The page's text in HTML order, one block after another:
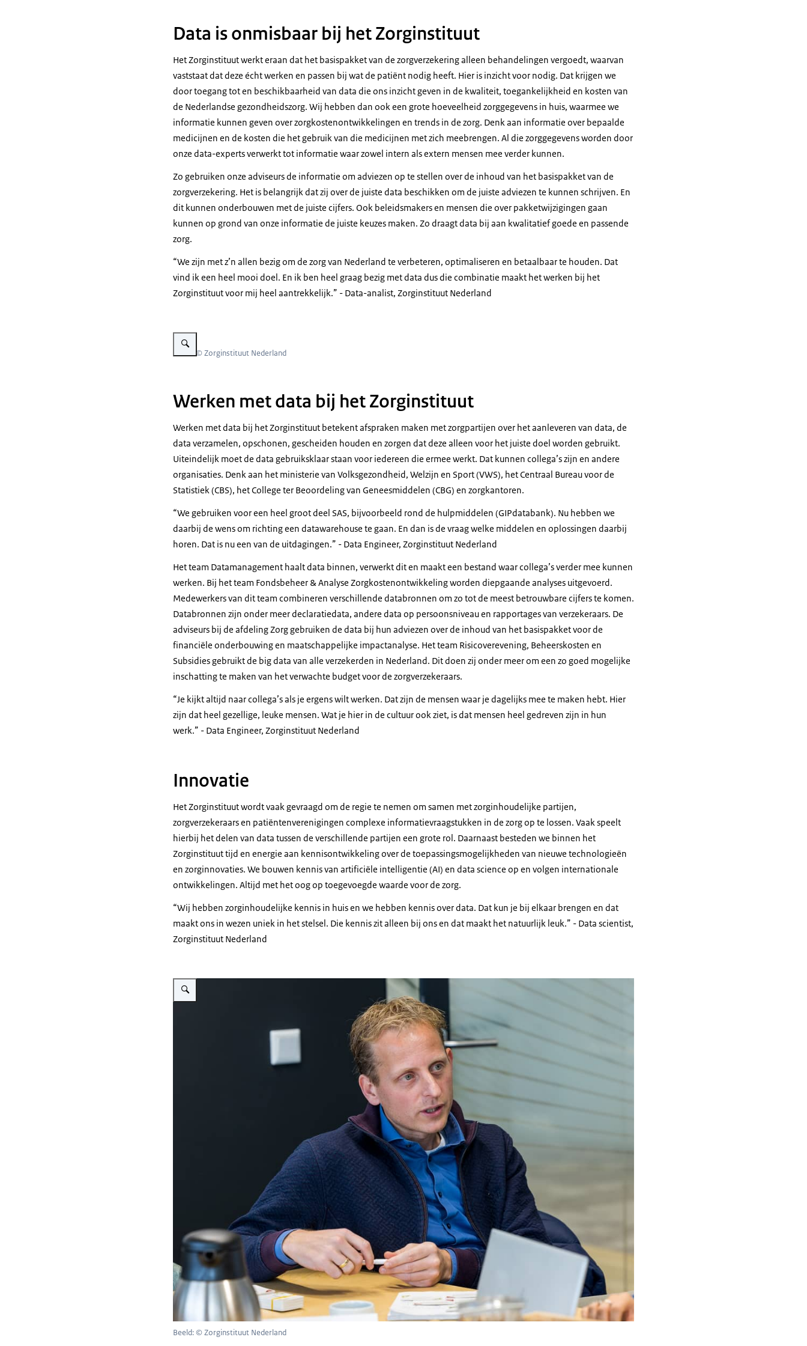
Audiobeschrijving
mp38,4 MB
Download
Ik ben Saskia Boonzayer-Flaes, data-analist bij het Zorginstituut. En 's avonds doe ik ook aan crossfit,
als coach.
[Barry Holwerda]
[Data-analist]
Ik ben Barry Holwerda. Ik ben 48 jaar. Ik werk al ruim 21 jaar bij het Zorginstituut. In mijn vrije tijd ben
ik vooral bezig in mijn tuin, die vergt de nodige onderhoud.
[Maarten Fresz]
[Beleidsadviseur informatiemanagement]
Ik ben Maarten Fresz. Ik ben 50 jaar. Ik woon in Almere en ik ben beleidsadviseur
informatiemanagement bij Zorginstituut Nederland.
Wat is voor jou mooie data en waarom?
Mooie data is voor mij data die netjes gestructureerd is. Waarvan je weet wat de kwaliteit is en dus waar
niet teveel vragen nog omheen hangen. Dus data waar je eigenlijk meteen mee aan de slag kan.
dat de data van zorg goed geregistreerd wordt, zodat wij ook echt zinnige
[Maarten Fresz]
Nou ik zou bijna zeggen: heb je even? Eigenlijk iedereen die in de zorg actief is een stakeholder van
ons.
[Barry Holwerda]
Nou, we hebben met ons team afgesproken dat we in ieder geval de donderdagen op kantoor zijn. Dus
minimaal 1 dag. Ja, en daarnaast hangt het gewoon af van de agenda die ik heb.
[Saskia Boonzajer Flaes]
Ja, we hebben natuurlijk interne stakeholders. Vanuit data werken we met collega's die adviseurs zijn of
medisch specialist. Maar ook met stakeholders buiten het Zorginstituut. Dus dat zijn meer de
ziekenhuizen, de huisartsen, zorgverzekeraars, patiëntenverenigingen, eigenlijk heel veel
verschillende stakeholders die allemaal met zorg te maken hebben.
[Barry Holwerda]
Wat maakt jouw werk uitdagend of interessant?
Nou, wat mijn werk wel interessant en uitdagend maakt is vooral ook de wereld van de zorg die continu
verandert.
duiding achter dan dat je denkt. Dus een cijfer is nooit een cijfer op zich maar altijd zit daar het gaat om
[Maarten Fresz]
Op welke manier draag je bij aan passende zorg?
Wij dragen met informatiemanagement bij aan passende zorg door ervoor te zorgen dat de informatie
in de zorg zo goed mogelijk kan stromen. En als die informatie goed kan stromen, kan die ook op
kunnen leren met die informatie en cliënten zichzelf zo goed mogelijk kunnen informeren over welke
keuzes er zijn in het kader van passende zorg.
Mijn collega's zijn natuurlijk hartstikke leuk maar het zijn vooral ook hele toegewijde en hele goed
ingelichte mensen. Het zijn professionals die precies weten waar ze mee bezig zijn en waar ik, wat dat
betreft, heel graag mee samenwerk.
Er is een hele open sfeer en we hebben ook een hele ja zorgzame cultuur, dus je voelt je gelijk eigenlijk
Als cijfers naar buiten komen, dus als je heel lang hebt gewerkt aan de analyse en die cijfers worden
dan opgenomen in een rapport en daar wordt dan ook echt wat mee gedaan in de pers. Ja, daar ben ik
[Barry Holwerda]
Waar ik het meest trots op ben is dat ik een keer bij de vaste Kamercommissie voor het ministerie van
VWS mocht verschijnen, in Den Haag. Daar mocht ik vertellen over onze wachtlijstregistratie. En eh, ja
dan ben je toch echt wel een beetje...Eigenlijk, ja, daar doe je het voor, om die mensen te voorzien van
de juiste informatie zodat zij hun werk heel goed kunnen doen.
[Saskia Boonzajer Flaes]
Verkoop je functie in 20 seconden.
Data is onmisbaar bij het Zorginstituut
Het Zorginstituut werkt eraan dat het basispakket van de zorgverzekering alleen behandelingen vergoedt, waarvan
vaststaat dat deze écht werken en passen bij wat de patiënt nodig heeft. Hier is inzicht voor nodig. Dat krijgen we
door toegang tot en beschikbaarheid van data die ons inzicht geven in de kwaliteit, toegankelijkheid en kosten van
de Nederlandse gezondheidszorg. Wij hebben dan ook een grote hoeveelheid zorggegevens in huis, waarmee we
informatie kunnen geven over zorgkostenontwikkelingen en trends in de zorg. Denk aan informatie over bepaalde
medicijnen en de kosten die het gebruik van die medicijnen met zich meebrengen. Al die zorggegevens worden door
onze data-experts verwerkt tot informatie waar zowel intern als extern mensen mee verder kunnen.
Zo gebruiken onze adviseurs de informatie om adviezen op te stellen over de inhoud van het basispakket van de
zorgverzekering. Het is belangrijk dat zij over de juiste data beschikken om de juiste adviezen te kunnen schrijven. En
dit kunnen onderbouwen met de juiste cijfers. Ook beleidsmakers en mensen die over pakketwijzigingen gaan
kunnen op grond van onze informatie de juiste keuzes maken. Zo draagt data bij aan kwalitatief goede en passende
zorg.
We zijn met z’n allen bezig om de zorg van Nederland te verbeteren, optimaliseren en betaalbaar te houden. Dat
vind ik een heel mooi doel. En ik ben heel graag bezig met data dus die combinatie maakt het werken bij het
Zorginstituut voor mij heel aantrekkelijk.
- Data-analist, Zorginstituut Nederland
Vergroot afbeelding Aan tafel zitten 3 vrouwen naast elkaar die op hun laptops kijken.
Beeld: © Zorginstituut Nederland
Werken met data bij het Zorginstituut
Werken met data bij het Zorginstituut betekent afspraken maken met zorgpartijen over het aanleveren van data, de
data verzamelen, opschonen, gescheiden houden en zorgen dat deze alleen voor het juiste doel worden gebruikt.
Uiteindelijk moet de data gebruiksklaar staan voor iedereen die ermee werkt. Dat kunnen collega’s zijn en andere
organisaties. Denk aan het ministerie van Volksgezondheid, Welzijn en Sport (VWS), het Centraal Bureau voor de
Statistiek (CBS), het College ter Beoordeling van Geneesmiddelen (CBG) en zorgkantoren.
We gebruiken voor een heel groot deel SAS, bijvoorbeeld rond de hulpmiddelen (GIPdatabank). Nu hebben we
daarbij de wens om richting een datawarehouse te gaan. En dan is de vraag welke middelen en oplossingen daarbij
horen. Dat is nu een van de uitdagingen.
- Data Engineer, Zorginstituut Nederland
Het team Datamanagement haalt data binnen, verwerkt dit en maakt een bestand waar collega’s verder mee kunnen
werken. Bij het team Fondsbeheer & Analyse Zorgkostenontwikkeling worden diepgaande analyses uitgevoerd.
Medewerkers van dit team combineren verschillende databronnen om zo tot de meest betrouwbare cijfers te komen.
Databronnen zijn onder meer declaratiedata, andere data op persoonsniveau en rapportages van verzekeraars. De
adviseurs bij de afdeling Zorg gebruiken de data bij hun adviezen over de inhoud van het basispakket voor de
financiële onderbouwing en maatschappelijke impactanalyse. Het team Risicoverevening, Beheerskosten en
Subsidies gebruikt de big data van alle verzekerden in Nederland. Dit doen zij onder meer om een zo goed mogelijke
inschatting te maken van het verwachte budget voor de zorgverzekeraars.
Je kijkt altijd naar collega’s als je ergens wilt werken. Dat zijn de mensen waar je dagelijks mee te maken hebt. Hier
zijn dat heel gezellige, leuke mensen. Wat je hier in de cultuur ook ziet, is dat mensen heel gedreven zijn in hun
werk.
- Data Engineer, Zorginstituut Nederland
Innovatie
Het Zorginstituut wordt vaak gevraagd om de regie te nemen om samen met zorginhoudelijke partijen,
zorgverzekeraars en patiëntenverenigingen complexe informatievraagstukken in de zorg op te lossen. Vaak speelt
hierbij het delen van data tussen de verschillende partijen een grote rol. Daarnaast besteden we binnen het
Zorginstituut tijd en energie aan kennisontwikkeling over de toepassingsmogelijkheden van nieuwe technologieën
en zorginnovaties. We bouwen kennis van artificiële intelligentie (AI) en data science op en volgen internationale
ontwikkelingen. Altijd met het oog op toegevoegde waarde voor de zorg.
Wij hebben zorginhoudelijke kennis in huis en we hebben kennis over data. Dat kun je bij elkaar brengen en dat
maakt ons in wezen uniek in het stelsel. Die kennis zit alleen bij ons en dat maakt het natuurlijk leuk.
- Data scientist,
Zorginstituut Nederland
Vergroot afbeelding Op de foto staat een man die aan tafel zit in een overleg.
Beeld: © Zorginstituut Nederland